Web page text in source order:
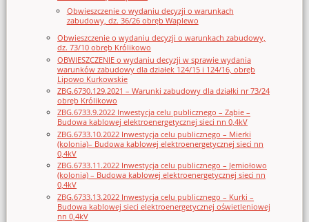
Obwieszczenie o wydaniu decyzji o warunkach
zabudowy, dz. 36/26 obręb Waplewo
Obwieszczenie o wydaniu decyzji o warunkach zabudowy,
dz. 73/10 obręb Królikowo
OBWIESZCZENIE o wydaniu decyzji w sprawie wydania
warunków zabudowy dla działek 124/15 i 124/16, obręb
Lipowo Kurkowskie
ZBG.6730.129.2021 – Warunki zabudowy dla działki nr 73/24
obręb Królikowo
ZBG.6733.9.2022 Inwestycja celu publicznego – Ząbie –
Budowa kablowej elektroenergetycznej sieci nn 0,4kV
ZBG.6733.10.2022 Inwestycja celu publicznego – Mierki
(kolonia)– Budowa kablowej elektroenergetycznej sieci nn
0,4kV
ZBG.6733.11.2022 Inwestycja celu publicznego – Jemiołowo
(kolonia) – Budowa kablowej elektroenergetycznej sieci nn
0,4kV
ZBG.6733.13.2022 Inwestycja celu publicznego – Kurki –
Budowa kablowej sieci elektroenergetycznej oświetleniowej
nn 0,4kV